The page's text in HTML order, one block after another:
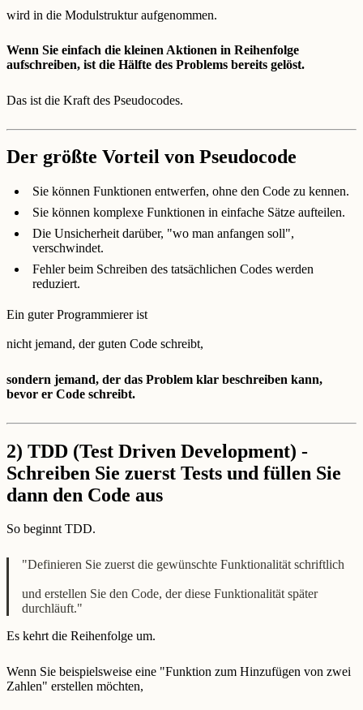
wird in die Modulstruktur aufgenommen.
Wenn Sie einfach die kleinen Aktionen in Reihenfolge
aufschreiben, ist die Hälfte des Problems bereits gelöst.
Das ist die Kraft des Pseudocodes.
Der größte Vorteil von Pseudocode
Sie können Funktionen entwerfen, ohne den Code zu kennen.
Sie können komplexe Funktionen in einfache Sätze aufteilen.
Die Unsicherheit darüber, "wo man anfangen soll",
verschwindet.
Fehler beim Schreiben des tatsächlichen Codes werden
reduziert.
Ein guter Programmierer ist
nicht jemand, der guten Code schreibt,
sondern jemand, der das Problem klar beschreiben kann,
bevor er Code schreibt.
2) TDD (Test Driven Development) -
Schreiben Sie zuerst Tests und füllen Sie
dann den Code aus
So beginnt TDD.
"Definieren Sie zuerst die gewünschte Funktionalität schriftlich
und erstellen Sie den Code, der diese Funktionalität später
durchläuft."
Es kehrt die Reihenfolge um.
Wenn Sie beispielsweise eine "Funktion zum Hinzufügen von zwei
Zahlen" erstellen möchten,